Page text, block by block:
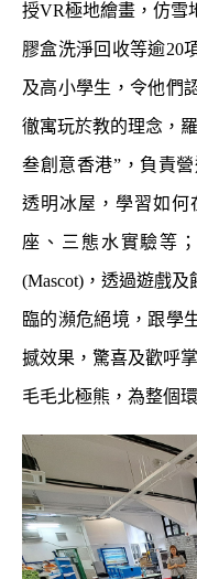
授VR極地繪畫，仿雪
膠盒洗淨回收等逾20
及高小學生，令他們
徹寓玩於教的理念，
叁創意香港”，負責
透明冰屋，學習如
座、三態水實驗等
(Mascot) ，透過遊戲
臨的瀕危絕境，跟學
撼效果，驚喜及歡呼
毛毛北極熊，為整個